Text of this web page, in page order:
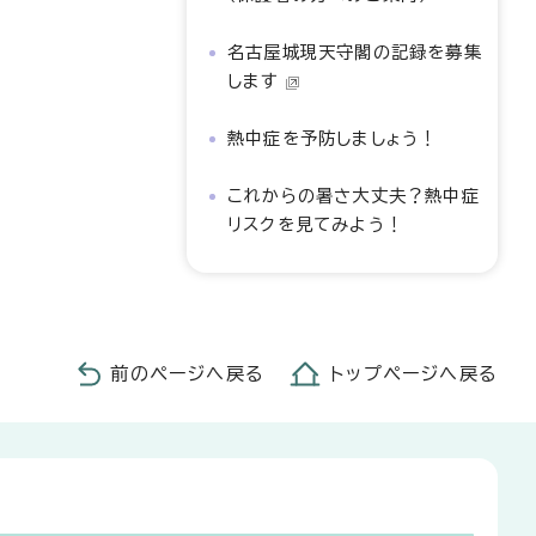
名古屋城現天守閣の記録を募集
します
熱中症を予防しましょう！
これからの暑さ大丈夫？熱中症
リスクを見てみよう！
前のページへ戻る トップページへ戻る